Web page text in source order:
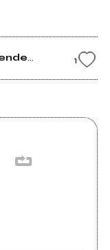
label 1